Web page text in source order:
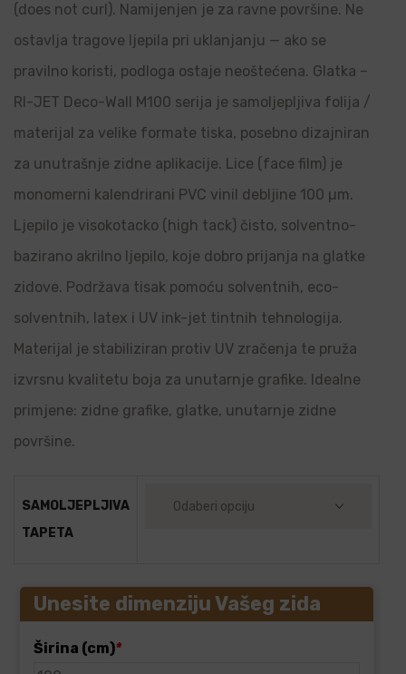
(does not curl). Namijenjen je za ravne površine. Ne
ostavlja tragove ljepila pri uklanjanju — ako se
pravilno koristi, podloga ostaje neoštećena. Glatka –
RI-JET Deco-Wall M100 serija je samoljepljiva folija /
materijal za velike formate tiska, posebno dizajniran
za unutrašnje zidne aplikacije. Lice (face film) je
monomerni kalendrirani PVC vinil debljine 100 µm.
Ljepilo je visokotacko (high tack) čisto, solventno-
bazirano akrilno ljepilo, koje dobro prijanja na glatke
zidove. Podržava tisak pomoću solventnih, eco-
solventnih, latex i UV ink-jet tintnih tehnologija.
Materijal je stabiliziran protiv UV zračenja te pruža
izvrsnu kvalitetu boja za unutarnje grafike. Idealne
primjene: zidne grafike, glatke, unutarnje zidne
površine.
SAMOLJEPLJIVA
TAPETA
Unesite dimenziju Vašeg zida
Širina (cm)*